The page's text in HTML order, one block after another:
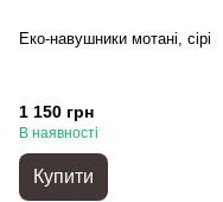
Еко-навушники мотані, сірі
1 150 грн
В наявності
Купити